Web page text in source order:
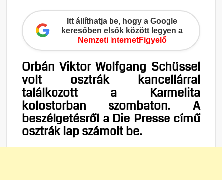
Itt állíthatja be, hogy a Google
keresőben elsők között legyen a
Nemzeti InternetFigyelő
Orbán Viktor Wolfgang Schüssel
volt osztrák kancellárral
találkozott a Karmelita
kolostorban szombaton. A
beszélgetésről a Die Presse című
osztrák lap számolt be.